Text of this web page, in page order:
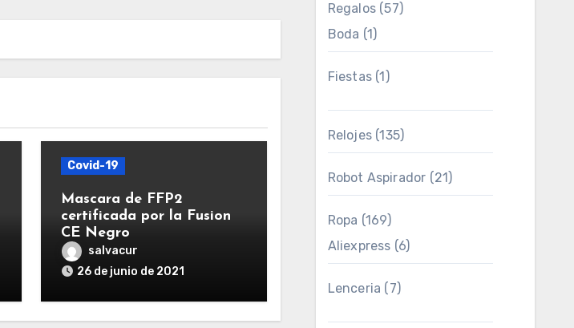
Covid-19
Mascara de FFP2
certificada por la Fusion
CE Negro
salvacur
26 de junio de 2021
Regalos(57)
Boda (1)
Fiestas(1)
Relojes(135)
Robot Aspirador (21)
Ropa (169)
Aliexpress (6)
Lenceria (7)